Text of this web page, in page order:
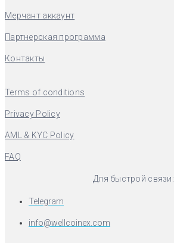
Мерчант аккаунт
Партнерская программа
Контакты
Terms of conditions
Privacy Policy
AML & KYC Policy
FAQ
Для быстрой связи:
Telegram
info@wellcoinex.com